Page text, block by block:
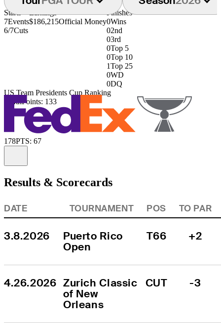
Starts
7Events
6/7Cuts
Earnings
$186,215Official Money
Finishes
0Wins
02nd
03rd
0Top 5
0Top 10
1Top 25
0WD
0DQ
US Team Presidents Cup Ranking
124thPoints: 133
178PTS: 67
Results & Scorecards
DATE TOURNAMENT POS TO PAR
3.8.2026
Puerto Rico
Open
T66 +2
4.26.2026 Zurich Classic
of New
Orleans
CUT -3